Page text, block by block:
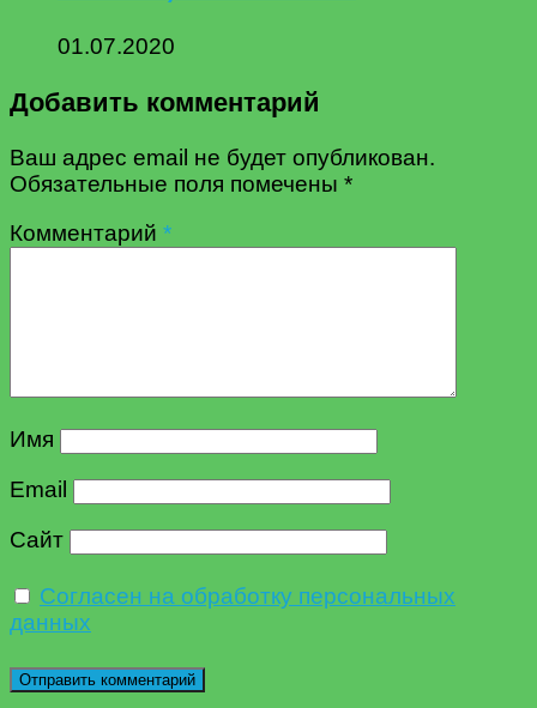
01.07.2020
Добавить комментарий
Ваш адрес email не будет опубликован.
Обязательные поля помечены *
Комментарий *
Имя
Email
Сайт
Согласен на обработку персональных
данных